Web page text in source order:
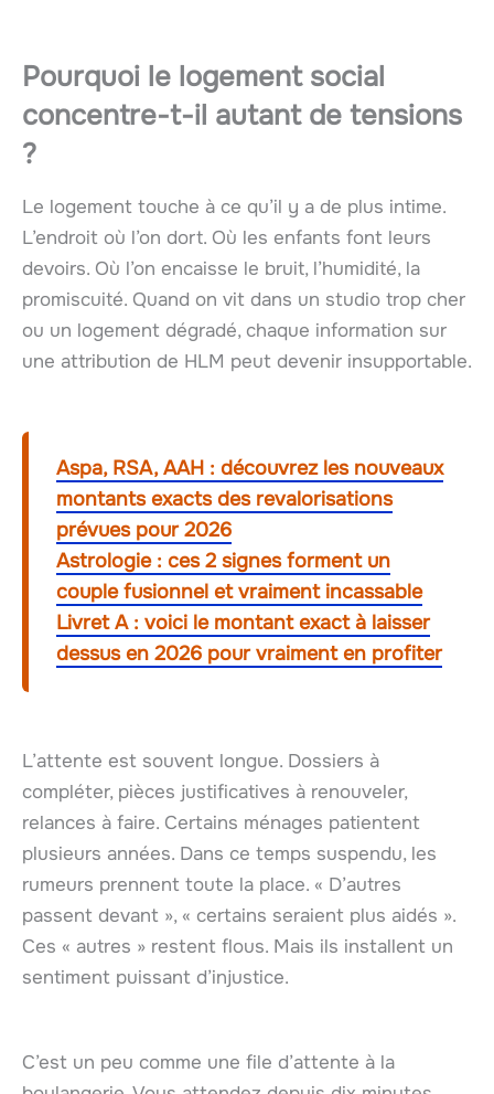
Pourquoi le logement social
concentre-t-il autant de tensions
?
Le logement touche à ce qu’il y a de plus intime.
L’endroit où l’on dort. Où les enfants font leurs
devoirs. Où l’on encaisse le bruit, l’humidité, la
promiscuité. Quand on vit dans un studio trop cher
ou un logement dégradé, chaque information sur
une attribution de HLM peut devenir insupportable.
Aspa, RSA, AAH : découvrez les nouveaux
montants exacts des revalorisations
prévues pour 2026
Astrologie : ces 2 signes forment un
couple fusionnel et vraiment incassable
Livret A : voici le montant exact à laisser
dessus en 2026 pour vraiment en profiter
L’attente est souvent longue. Dossiers à
compléter, pièces justificatives à renouveler,
relances à faire. Certains ménages patientent
plusieurs années. Dans ce temps suspendu, les
rumeurs prennent toute la place. « D’autres
passent devant », « certains seraient plus aidés ».
Ces « autres » restent flous. Mais ils installent un
sentiment puissant d’injustice.
C’est un peu comme une file d’attente à la